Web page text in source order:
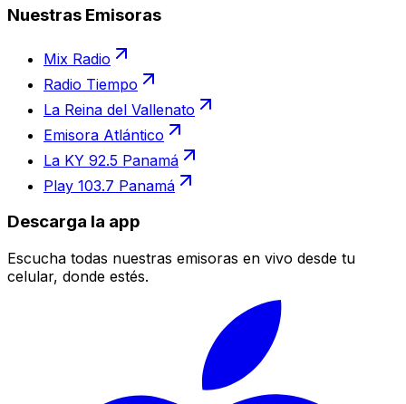
Nuestras Emisoras
Mix Radio
Radio Tiempo
La Reina del Vallenato
Emisora Atlántico
La KY 92.5 Panamá
Play 103.7 Panamá
Descarga la app
Escucha todas nuestras emisoras en vivo desde tu
celular, donde estés.